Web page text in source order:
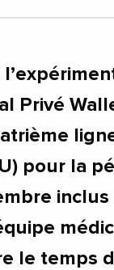
Privé
pour la
le temps